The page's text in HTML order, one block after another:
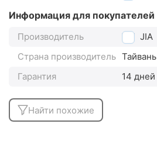
Информация для покупателей
Производитель
WEI JIA
Страна производитель Тайвань
Гарантия
14 дней
Найти похожие